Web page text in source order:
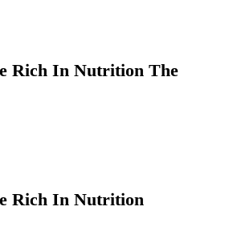
Rich In Nutrition The
Rich In Nutrition